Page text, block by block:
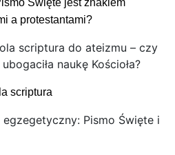
Święte jest znakiem
a protestantami?
scriptura do ateizmu – czy
naukę Kościoła?
scriptura
Pismo Święte i